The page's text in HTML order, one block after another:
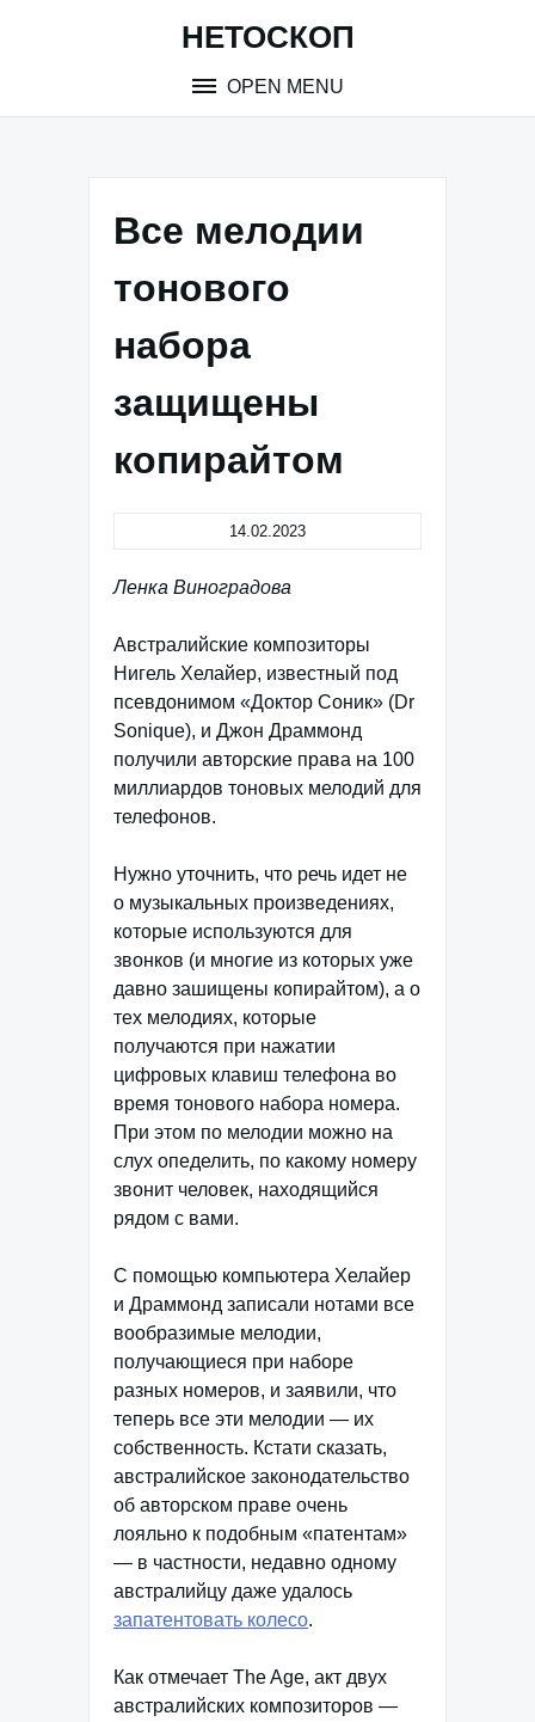
НЕТОСКОП
OPEN MENU
Все мелодии
тонового
набора
защищены
копирайтом
14.02.2023
Ленка Виноградова
Австралийские композиторы
Нигель Хелайер, известный под
псевдонимом «Доктор Соник» (Dr
Sonique), и Джон Драммонд
получили авторские права на 100
миллиардов тоновых мелодий для
телефонов.
Нужно уточнить, что речь идет не
о музыкальных произведениях,
которые используются для
звонков (и многие из которых уже
давно зашищены копирайтом), а о
тех мелодиях, которые
получаются при нажатии
цифровых клавиш телефона во
время тонового набора номера.
При этом по мелодии можно на
слух опеделить, по какому номеру
звонит человек, находящийся
рядом с вами.
С помощью компьютера Хелайер
и Драммонд записали нотами все
вообразимые мелодии,
получающиеся при наборе
разных номеров, и заявили, что
теперь все эти мелодии — их
собственность. Кстати сказать,
австралийское законодательство
об авторском праве очень
лояльно к подобным «патентам»
— в частности, недавно одному
австралийцу даже удалось
запатентовать колесо.
Как отмечает The Age, акт двух
австралийских композиторов —